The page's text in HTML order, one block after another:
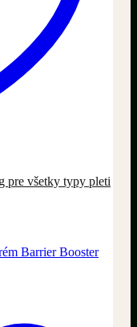
pre všetky typy pleti